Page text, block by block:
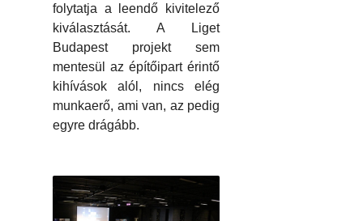
folytatja a leendő kivitelező
kiválasztását. A Liget
Budapest projekt sem
mentesül az építőipart érintő
kihívások alól, nincs elég
munkaerő, ami van, az pedig
egyre drágább.